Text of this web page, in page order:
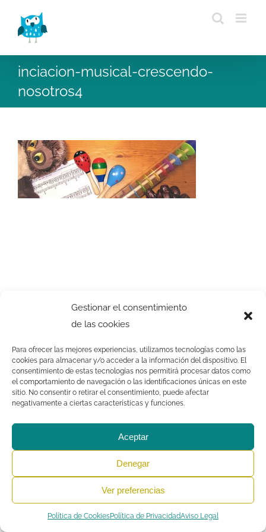
Gestionar el consentimiento
de las cookies
Para ofrecer las mejores experiencias, utilizamos tecnologías como las
cookies para almacenar y/o acceder a la información del dispositivo. El
consentimiento de estas tecnologías nos permitirá procesar datos como
el comportamiento de navegación o las identificaciones únicas en este
sitio. No consentir o retirar el consentimiento, puede afectar
negativamente a ciertas características y funciones.
Aceptar
Denegar
Ver preferencias
Política de CookiesPolítica de PrivacidadAviso Legal
contenido
inciacion-musical-crescendo-
nosotros4
de Privacidad|Política de Cookies|Dónde encontrarnos